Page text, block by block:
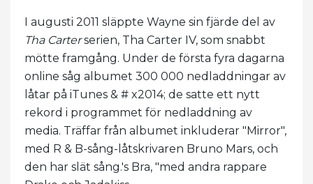
I augusti 2011 släppte Wayne sin fjärde del av
Tha Carterserien, Tha Carter IV, som snabbt
mötte framgång. Under de första fyra dagarna
online såg albumet 300 000 nedladdningar av
låtar på iTunes & # x2014; de satte ett nytt
rekord i programmet för nedladdning av
media. Träffar från albumet inkluderar "Mirror",
med R & B-sång-låtskrivaren Bruno Mars, och
den har slät sång.'s Bra, "med andra rappare